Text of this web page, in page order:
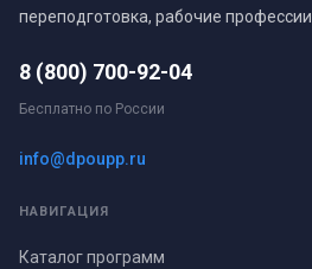
переподготовка, рабочие профессии.
8 (800) 700-92-04
Бесплатно по России
info@dpoupp.ru
НАВИГАЦИЯ
Каталог программ